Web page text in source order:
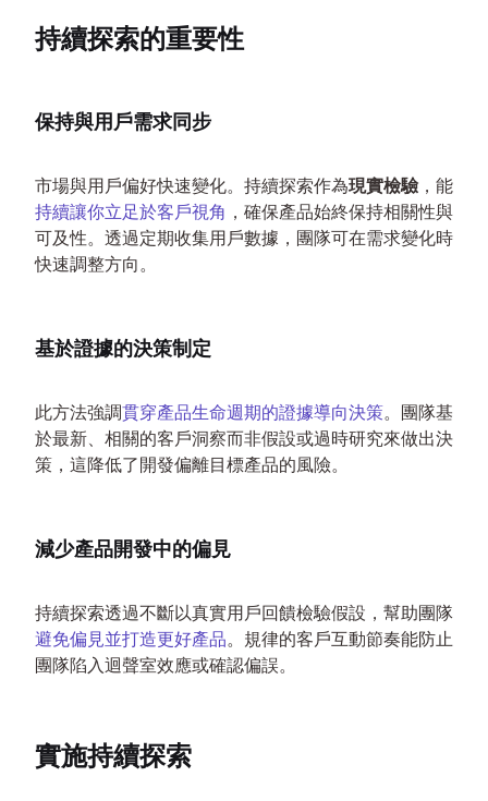
持續探索的重要性
保持與用戶需求同步
市場與用戶偏好快速變化。持續探索作為現實檢驗 ，能
持續讓你立足於客戶視角 ，確保產品始終保持相關性與
可及性。透過定期收集用戶數據，團隊可在需求變化時
快速調整方向。
基於證據的決策制定
此方法強調貫穿產品生命週期的證據導向決策。團隊基
於最新、相關的客戶洞察而非假設或過時研究來做出決
策，這降低了開發偏離目標產品的風險。
減少產品開發中的偏見
持續探索透過不斷以真實用戶回饋檢驗假設，幫助團隊
避免偏見並打造更好產品。規律的客戶互動節奏能防止
團隊陷入迴聲室效應或確認偏誤。
實施持續探索